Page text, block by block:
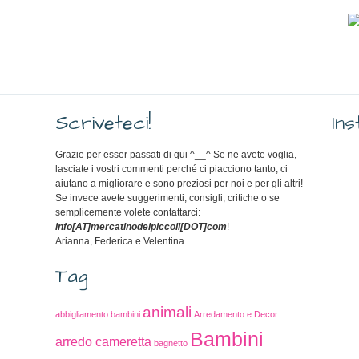
Scriveteci!
Grazie per esser passati di qui ^__^ Se ne avete voglia,
lasciate i vostri commenti perché ci piacciono tanto, ci
aiutano a migliorare e sono preziosi per noi e per gli altri!
Se invece avete suggerimenti, consigli, critiche o se
semplicemente volete contattarci:
info[AT]mercatinodeipiccoli[DOT]com!
Arianna, Federica e Velentina
Tag
abbigliamento bambini animali Arredamento e Decor
arredo cameretta bagnetto Bambini